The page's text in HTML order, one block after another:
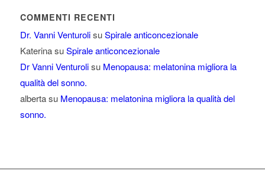
COMMENTI RECENTI
Dr. Vanni VenturolisuSpirale anticoncezionale
KaterinasuSpirale anticoncezionale
Dr Vanni Venturolisu Menopausa: melatonina migliora la
qualità del sonno.
albertasu Menopausa: melatonina migliora la qualità del
sonno.